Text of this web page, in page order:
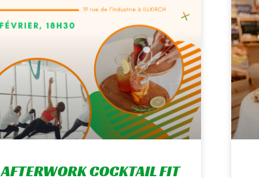
AFTERWORK COCKTAIL FIT